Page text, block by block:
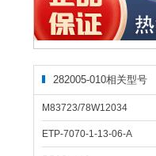
282005-010相关型号
M83723/78W12034
ETP-7070-1-13-06-A